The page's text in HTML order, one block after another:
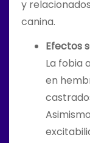
y
canina.
Efectos
La fobia
en